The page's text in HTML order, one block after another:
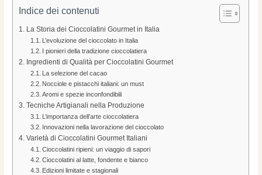
Indice dei contenuti
La Storia dei Cioccolatini Gourmet in Italia
L’evoluzione del cioccolato in Italia
I pionieri della tradizione cioccolatiera
Ingredienti di Qualità per Cioccolatini Gourmet
La selezione del cacao
Nocciole e pistacchi italiani: un must
Aromi e spezie inconfondibili
Tecniche Artigianali nella Produzione
L’importanza dell’arte cioccolatiera
Innovazioni nella lavorazione del cioccolato
Varietà di Cioccolatini Gourmet Italiani
Cioccolatini ripieni: un viaggio di sapori
Cioccolatini al latte, fondente e bianco
Edizioni limitate e stagionali